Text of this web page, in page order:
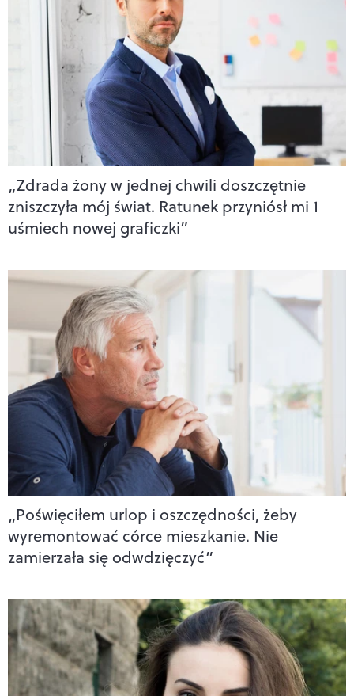
„Zdrada żony w jednej chwili doszczętnie
zniszczyła mój świat. Ratunek przyniósł mi 1
uśmiech nowej graficzki”
„Poświęciłem urlop i oszczędności, żeby
wyremontować córce mieszkanie. Nie
zamierzała się odwdzięczyć”